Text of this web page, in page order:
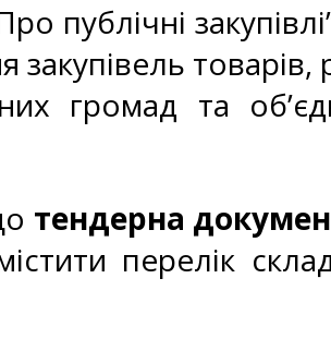
товарів,
громад та
тендерна
перелік